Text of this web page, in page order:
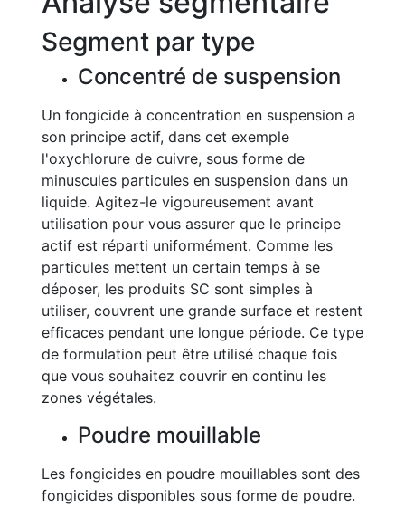
Segment par type
Concentré de suspension
Un fongicide à concentration en suspension a
son principe actif, dans cet exemple
l'oxychlorure de cuivre, sous forme de
minuscules particules en suspension dans un
liquide. Agitez-le vigoureusement avant
utilisation pour vous assurer que le principe
actif est réparti uniformément. Comme les
particules mettent un certain temps à se
déposer, les produits SC sont simples à
utiliser, couvrent une grande surface et restent
efficaces pendant une longue période. Ce type
de formulation peut être utilisé chaque fois
que vous souhaitez couvrir en continu les
zones végétales.
Poudre mouillable
Les fongicides en poudre mouillables sont des
fongicides disponibles sous forme de poudre.